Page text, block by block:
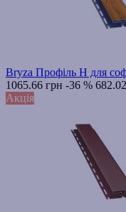
Bryza Профіль H для
1065.66 грн -36 %
Акція